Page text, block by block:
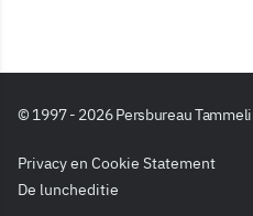
© 1997 - 2026 Persbureau
Privacy en Cookie Statement
De luncheditie